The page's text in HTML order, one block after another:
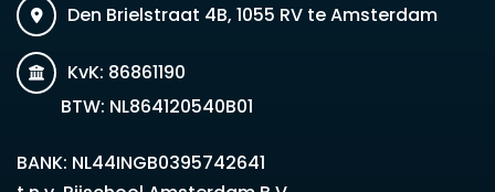
Den Brielstraat 4B, 1055 RV te Amsterdam
KvK: 86861190
BTW: NL864120540B01
BANK: NL44INGB0395742641